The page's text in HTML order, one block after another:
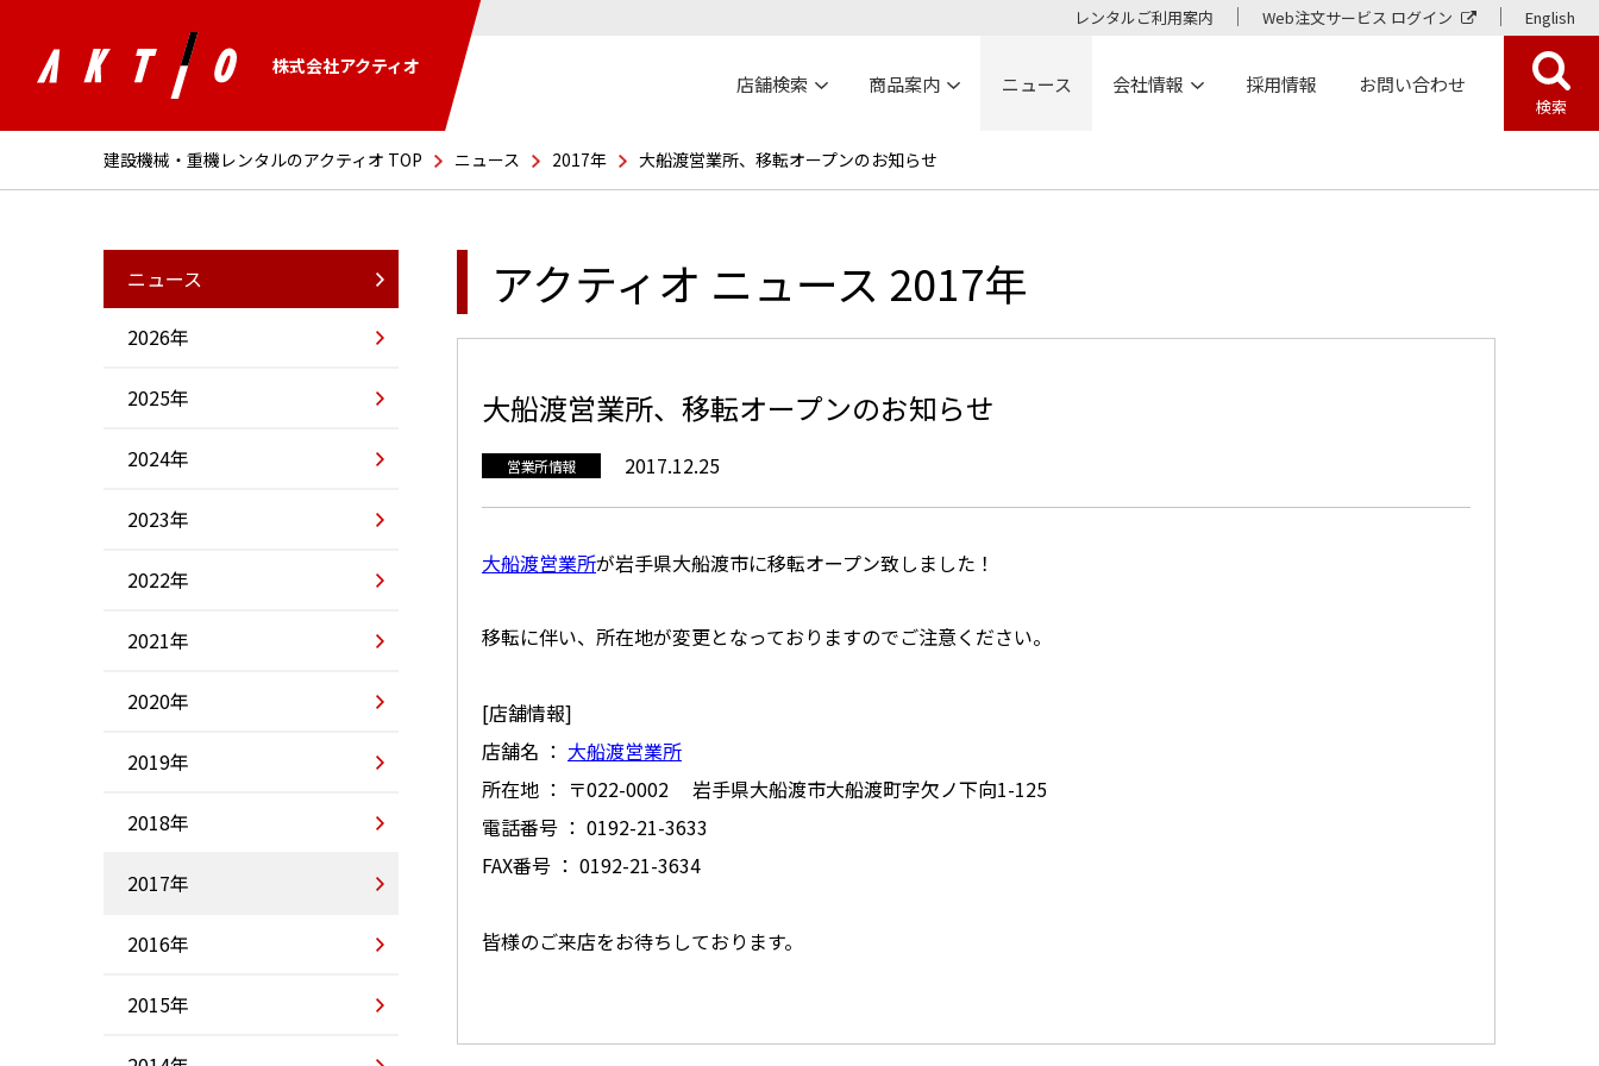
株式会社アクティオ
レンタルご利用案内 Web注文サービス ログイン English
店舗検索 商品案内 ニュース 会社情報 採用情報 お問い合わせ
検索
建設機械・重機レンタルのアクティオ TOP ニュース 2017年 大船渡営業所、移転オープンのお知らせ
アクティオ ニュース 2017年
大船渡営業所、移転オープンのお知らせ
営業所情報 2017.12.25
大船渡営業所が岩手県大船渡市に移転オープン致しました！
移転に伴い、所在地が変更となっておりますのでご注意ください。
[店舗情報]
店舗名 ： 大船渡営業所
所在地 ： 〒022-0002 岩手県大船渡市大船渡町字欠ノ下向1-125
電話番号 ： 0192-21-3633
FAX番号 ： 0192-21-3634
皆様のご来店をお待ちしております。
ニュース
2026年
2025年
2024年
2023年
2022年
2021年
2020年
2019年
2018年
2017年
2016年
2015年